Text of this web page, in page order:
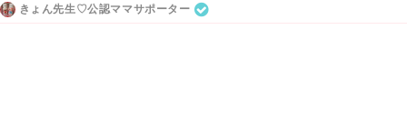
きょん先生♡公認ママサポーター